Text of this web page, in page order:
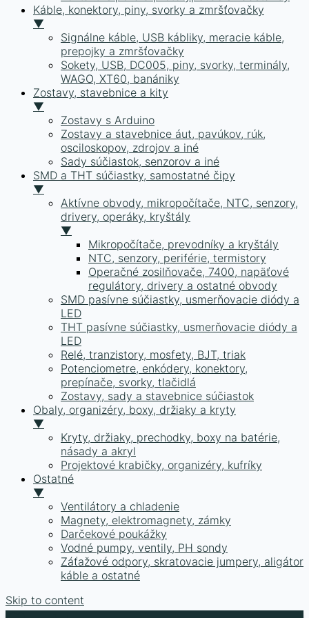
Káble, konektory, piny, svorky a zmršťovačky
▼
Signálne káble, USB kábliky, meracie káble,
prepojky a zmršťovačky
Sokety, USB, DC005, piny, svorky, terminály,
WAGO, XT60, banániky
Zostavy, stavebnice a kity
▼
Zostavy s Arduino
Zostavy a stavebnice áut, pavúkov, rúk,
osciloskopov, zdrojov a iné
Sady súčiastok, senzorov a iné
SMD a THT súčiastky, samostatné čipy
▼
Aktívne obvody, mikropočítače, NTC, senzory,
drivery, operáky, kryštály
▼
Mikropočítače, prevodníky a kryštály
NTC, senzory, periférie, termistory
Operačné zosilňovače, 7400, napäťové
regulátory, drivery a ostatné obvody
SMD pasívne súčiastky, usmerňovacie diódy a
LED
THT pasívne súčiastky, usmerňovacie diódy a
LED
Relé, tranzistory, mosfety, BJT, triak
Potenciometre, enkódery, konektory,
prepínače, svorky, tlačidlá
Zostavy, sady a stavebnice súčiastok
Obaly, organizéry, boxy, držiaky a kryty
▼
Kryty, držiaky, prechodky, boxy na batérie,
násady a akryl
Projektové krabičky, organizéry, kufríky
Ostatné
▼
Ventilátory a chladenie
Magnety, elektromagnety, zámky
Darčekové poukážky
Vodné pumpy, ventily, PH sondy
Záťažové odpory, skratovacie jumpery, aligátor
káble a ostatné
Skip to content